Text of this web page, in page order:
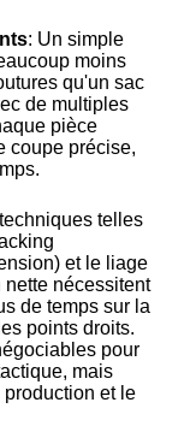
: Un simple
moins
qu'un sac
de multiples
pièce
coupe précise,
telles
et le liage
nécessitent
de temps sur la
points droits.
pour
mais
et le